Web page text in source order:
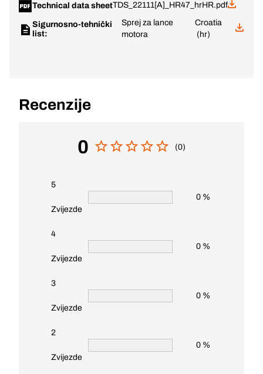
Technical data sheetTDS_22111[A]_HR47_hrHR.pdf
Sigurnosno-tehnički
list:
Sprej za lance
motora
Croatia
(hr)
Recenzije
0 (0)
5
Zvijezde
0 %
4
Zvijezde
0 %
3
Zvijezde
0 %
2
Zvijezde
0 %